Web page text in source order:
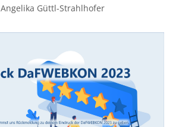
Angelika Güttl-Strahlhofer